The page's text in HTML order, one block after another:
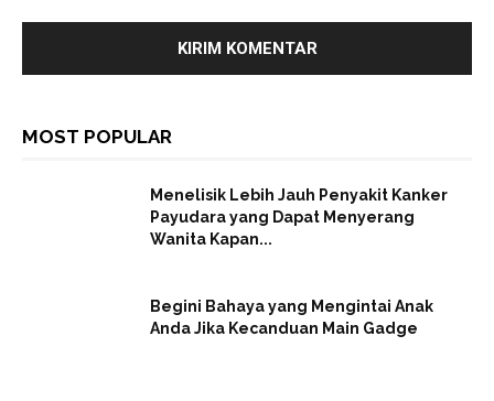
MOST POPULAR
Menelisik Lebih Jauh Penyakit Kanker
Payudara yang Dapat Menyerang
Wanita Kapan...
Begini Bahaya yang Mengintai Anak
Anda Jika Kecanduan Main Gadge